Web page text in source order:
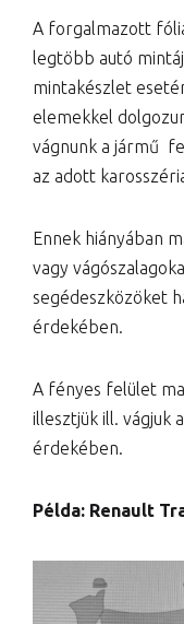
A forgalmazott
legtöbb autó
mintakészlet
elemekkel
vágnunk a jármű
az adott
Ennek hiányában
vagy
segédeszközöket
érdekében.
A fényes felület
illesztjük ill. vágjuk
érdekében.
Példa: Renault